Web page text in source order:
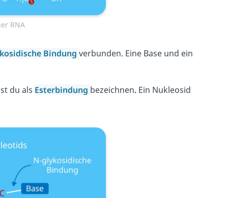
RNA
Bindung verbunden. Eine Base und ein
du als Esterbindung bezeichnen. Ein Nukleosid